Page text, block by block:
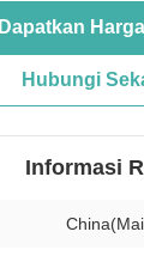
Dapatkan
Hubungi
Informasi